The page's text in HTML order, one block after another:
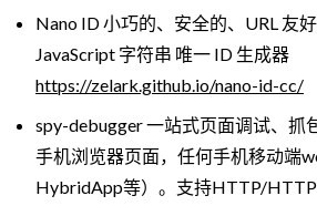
Nano ID 小巧的、安全的、URL 友
JavaScript 字符串 唯一 ID 生成器
https://zelark.github.io/nano-id-cc/
spy-debugger 一站式页面调试、抓
手机浏览器页面，任何手机移动端
HybridApp等）。支持HTTP/